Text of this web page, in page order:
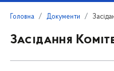
Головна Документи
Засідання